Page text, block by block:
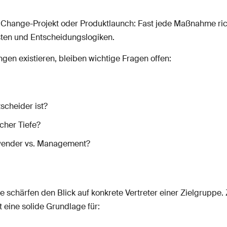
Projekt oder Produktlaunch: Fast jede Maßnahme
und Entscheidungslogiken.
existieren, bleiben wichtige Fragen offen:
ist?
Tiefe?
vs. Management?
schärfen den Blick auf konkrete Vertreter einer
solide Grundlage für: